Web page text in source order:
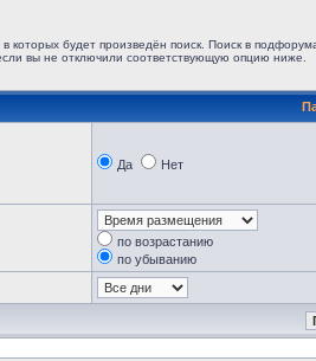
будет произведён поиск. Поиск в
вы не отключили соответствующую опцию ниже.
Да Нет
по возрастанию
по убыванию